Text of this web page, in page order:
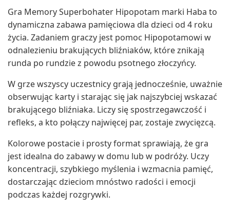
Gra Memory Superbohater Hipopotam marki Haba to
dynamiczna zabawa pamięciowa dla dzieci od 4 roku
życia. Zadaniem graczy jest pomoc Hipopotamowi w
odnalezieniu brakujących bliźniaków, które znikają
runda po rundzie z powodu psotnego złoczyńcy.
W grze wszyscy uczestnicy grają jednocześnie, uważnie
obserwując karty i starając się jak najszybciej wskazać
brakującego bliźniaka. Liczy się spostrzegawczość i
refleks, a kto połączy najwięcej par, zostaje zwycięzcą.
Kolorowe postacie i prosty format sprawiają, że gra
jest idealna do zabawy w domu lub w podróży. Uczy
koncentracji, szybkiego myślenia i wzmacnia pamięć,
dostarczając dzieciom mnóstwo radości i emocji
podczas każdej rozgrywki.